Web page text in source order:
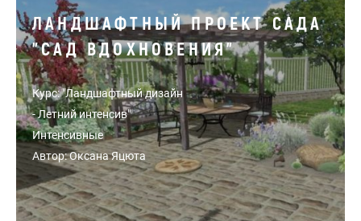
ЛАНДШАФТНЫЙ ПРОЕКТ САДА
"САД ВДОХНОВЕНИЯ"
Курс: "Ландшафтный дизайн
- Летний интенсив"
Интенсивные
Автор: Оксана Яцюта